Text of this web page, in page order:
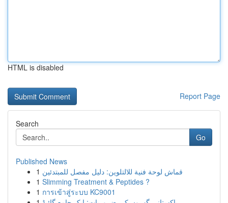
HTML is disabled
Report Page
Search
Go
Published News
1 قماش لوحة فنية للالتلوين: دليل مفصل للمبتدئين
1 Slimming Treatment & Peptides ?
1 การเข้าสู่ระบบ KC9001